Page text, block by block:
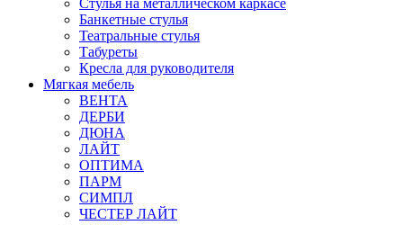
Банкетные стулья
Театральные стулья
Табуреты
Кресла для руководителя
Мягкая мебель
ВЕНТА
ДЕРБИ
ДЮНА
ЛАЙТ
ОПТИМА
ПАРМ
СИМПЛ
ЧЕСТЕР ЛАЙТ